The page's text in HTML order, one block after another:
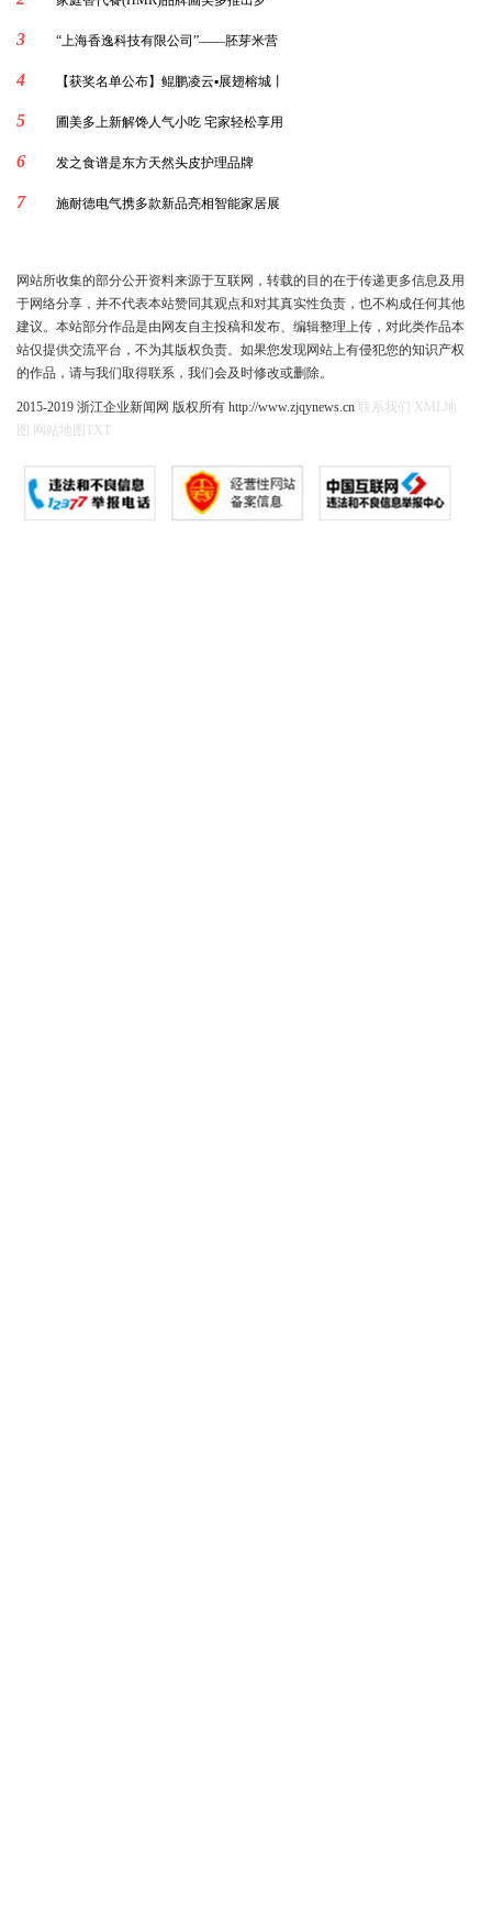
3 “上海香逸科技有限公司”——胚芽米营
4 【获奖名单公布】鲲鹏凌云▪展翅榕城丨
5 圃美多上新解馋人气小吃 宅家轻松享用
6 发之食谱是东方天然头皮护理品牌
7 施耐德电气携多款新品亮相智能家居展
网站所收集的部分公开资料来源于互联网，转载的目的在于传递更多信息及用
于网络分享，并不代表本站赞同其观点和对其真实性负责，也不构成任何其他
建议。本站部分作品是由网友自主投稿和发布、编辑整理上传，对此类作品本
站仅提供交流平台，不为其版权负责。如果您发现网站上有侵犯您的知识产权
的作品，请与我们取得联系，我们会及时修改或删除。
2015-2019 浙江企业新闻网 版权所有 http://www.zjqynews.cn 联系我们
XML地
图
网站地图 TXT